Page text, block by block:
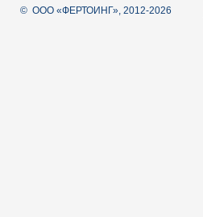
© ООО «ФЕРТОИНГ», 2012-2026